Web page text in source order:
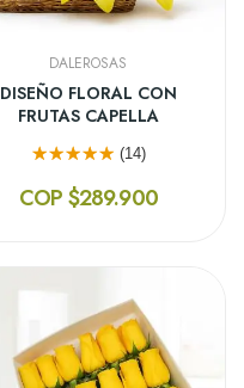
DALEROSAS
DISEÑO FLORAL CON
FRUTAS CAPELLA
(14)
COP $289.900